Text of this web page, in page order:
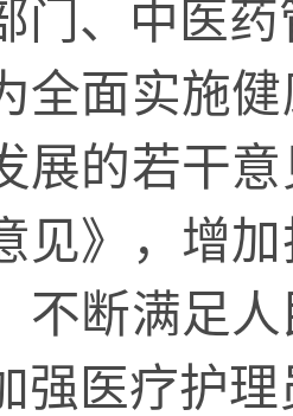
部门、
面实施健
展的若干
见》，增
不断满足
强医疗护